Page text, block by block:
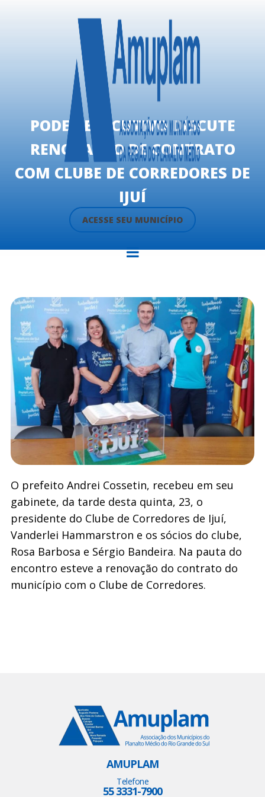
ACESSE SEU MUNICÍPIO
PODER EXECUTIVO DISCUTE
RENOVAÇÃO DE CONTRATO
COM CLUBE DE CORREDORES DE
IJUÍ
O prefeito Andrei Cossetin, recebeu em seu
gabinete, da tarde desta quinta, 23, o
presidente do Clube de Corredores de Ijuí,
Vanderlei Hammarstron e os sócios do clube,
Rosa Barbosa e Sérgio Bandeira. Na pauta do
encontro esteve a renovação do contrato do
município com o Clube de Corredores.
AMUPLAM
Telefone
55 3331-7900